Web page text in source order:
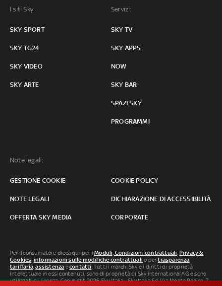
I siti Sky:
SKY SPORT
SKY TG24
SKY VIDEO
SKY ARTE
Servizi:
SKY TV
SKY APPS
NOW
SKY BAR
SPAZI SKY
PROGRAMMI
Note legali:
GESTIONE COOKIE COOKIE POLICY
NOTE LEGALI DICHIARAZIONE DI ACCESSIBILITÀ
OFFERTA SKY MEDIA CORPORATE
Per il consumatore clicca qui per iModuli, Condizioni contrattuali, Privacy &
Cookies, informazioni sulle modifiche contrattuali o pertrasparenza
tariffaria,assistenza econtatti. Tutti i marchi Sky e i diritti di proprietà
intellettuale in essi contenuti, sono di proprietà di Sky international AG e sono
utilizzati su licenza. Copyright 2026 Sky Italia - Sky Italia Srl Via Monte Penice, 7 -